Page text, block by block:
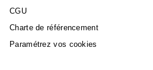
CGU
Charte de référencement
Paramétrez vos cookies